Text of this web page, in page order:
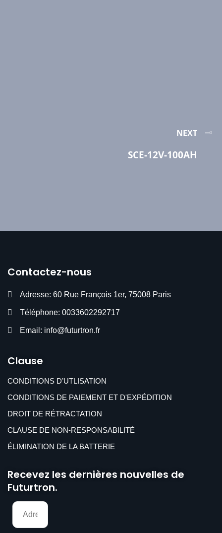
NEXT
SCE-12V-100AH
Contactez-nous
Adresse: 60 Rue François 1er, 75008 Paris
Téléphone: 0033602292717
Email: info@futurtron.fr
Clause
CONDITIONS D’UTLISATION
CONDITIONS DE PAIEMENT ET D'EXPÉDITION
DROIT DE RÉTRACTATION
CLAUSE DE NON-RESPONSABILITÉ
ÉLIMINATION DE LA BATTERIE
Recevez les dernières nouvelles de
Futurtron.